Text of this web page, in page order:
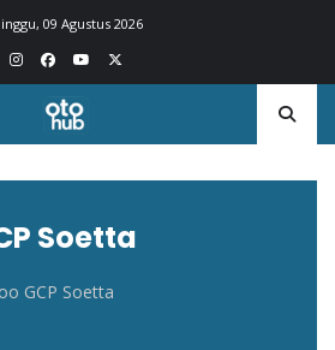
09 Agustus 2026
terkini
Soetta
GCP Soetta